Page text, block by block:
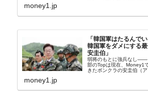
たといわれます（後述）
money1.jp
「韓国軍はたるんで
韓国軍をダメにする
安圭伯」
弱将のもとに強兵なし――
部のTopは現在、Money1
きたボンクラの安圭伯（
さんと「韓国初の文官上
money1.jp